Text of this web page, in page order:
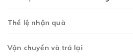
Thể lệ nhận quà
Vận chuyển và trả lại